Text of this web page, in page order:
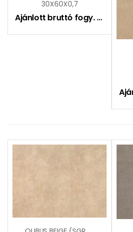
30X60X0,7
Ajánlott bruttó fogy. ár: